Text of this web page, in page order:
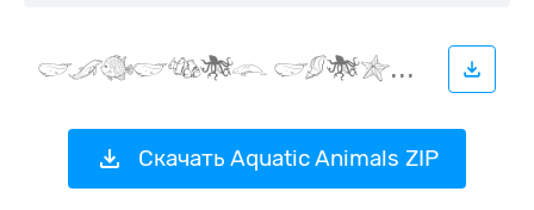
Скачать Aquatic Animals ZIP